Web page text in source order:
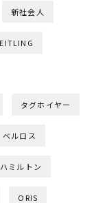
新社会人
タグホイヤー
ベルロス
ハミルトン
ORIS